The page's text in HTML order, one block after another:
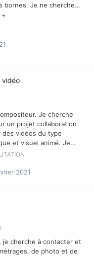
cherche
vidéo
un projet collaboration
et visuel animé. Je
des James
ou Altered Carbon
faire matcher avec
2021
de photo et de